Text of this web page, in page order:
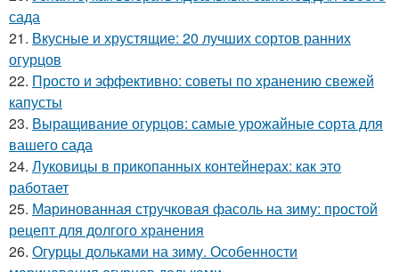
сада
21. Вкусные и хрустящие: 20 лучших сортов ранних
огурцов
22. Просто и эффективно: советы по хранению свежей
капусты
23. Выращивание огурцов: самые урожайные сорта для
вашего сада
24. Луковицы в прикопанных контейнерах: как это
работает
25. Маринованная стручковая фасоль на зиму: простой
рецепт для долгого хранения
26. Огурцы дольками на зиму. Особенности